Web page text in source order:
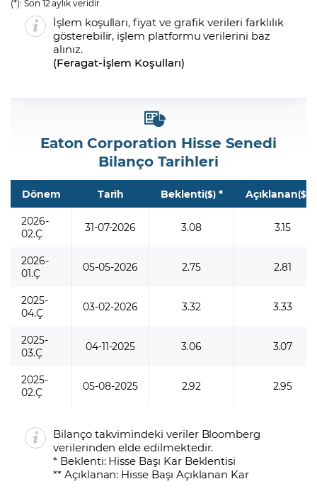
(*): Son 12 aylık veridir.
İşlem koşulları, fiyat ve grafik verileri farklılık
gösterebilir, işlem platformu verilerini baz
alınız.
(Feragat-İşlem Koşulları)
Eaton Corporation Hisse Senedi
Bilanço Tarihleri
Dönem Tarih Beklenti($)* Açıklanan($)
2026-
02.Ç
31-07-2026 3.08 3.15
2026-
01.Ç
05-05-2026 2.75 2.81
2025-
04.Ç
03-02-2026 3.32 3.33
2025-
03.Ç
04-11-2025 3.06 3.07
2025-
02.Ç
05-08-2025 2.92 2.95
Bilanço takvimindeki veriler Bloomberg
verilerinden elde edilmektedir.
* Beklenti: Hisse Başı Kar Beklentisi
** Açıklanan: Hisse Başı Açıklanan Kar